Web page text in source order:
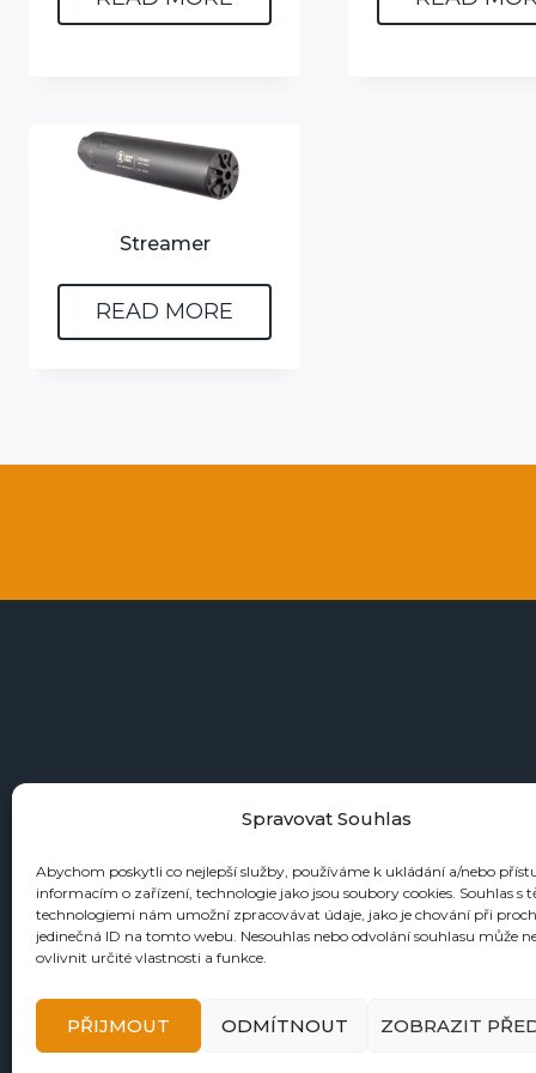
Spravovat Souhlas
Abychom poskytli co nejlepší služby, používáme k ukládání a/nebo
informacím o zařízení, technologie jako jsou soubory cookies. Souhlas s
technologiemi nám umožní zpracovávat údaje, jako je chování při
jedinečná ID na tomto webu. Nesouhlas nebo odvolání souhlasu může
ovlivnit určité vlastnosti a funkce.
PŘIJMOUT ODMÍTNOUT ZOBRAZIT
Streamer
READ MORE
KATALOGY
Zbraně
Reloading
Doplňky